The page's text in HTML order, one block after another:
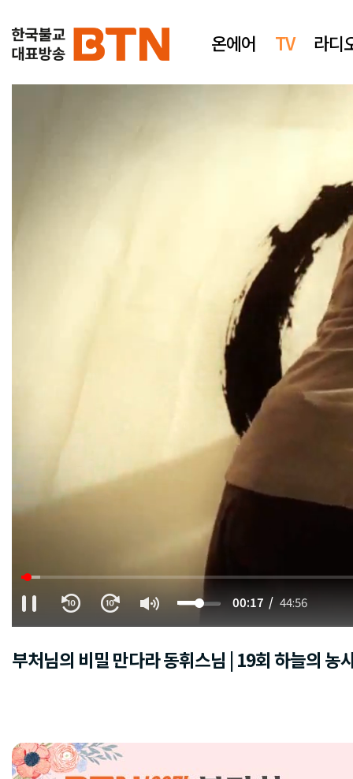
온에어 TV 라디
00:18 44:56
부처님의 비밀 만다라 동휘스님 | 19회 하늘의 농